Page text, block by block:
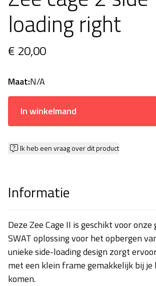
loading right
€ 20,00
Maat:N/A
In winkelmand
Ik heb een vraag over dit product
Informatie
Deze Zee Cage II is geschikt voor
SWAT oplossing voor het opbergen
unieke side-loading design zorgt
met een klein frame gemakkelijk bij je
komen.